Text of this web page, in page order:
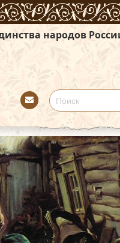
России
tact